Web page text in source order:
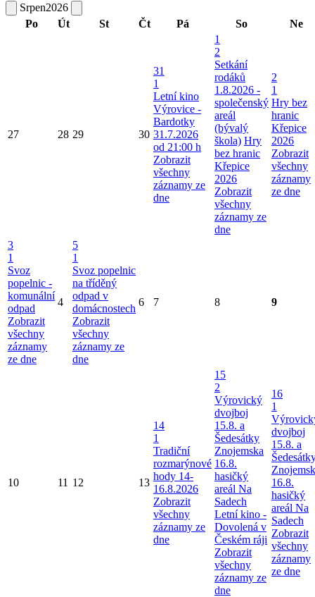
Srpen2026
Po
Út St Čt Pá So Ne
27 28 29 30
31
1
Letní kino
Výrovice -
Bardotky
31.7.2026
od 21:00 h
Zobrazit
všechny
záznamy ze
dne
1
2
Setkání
rodáků
1.8.2026 -
společenský
areál
(bývalý
škola) Hry
bez hranic
Křepice
2026
Zobrazit
všechny
záznamy ze
dne
2
1
Hry bez
hranic
Křepice
2026
Zobrazit
všechny
záznamy
ze dne
3
1
Svoz
popelnic -
komunální
odpad
Zobrazit
všechny
záznamy
ze dne
4
5
1
Svoz popelnic
na tříděný
odpad v
domácnostech
Zobrazit
všechny
záznamy ze
dne
6 7 8 9
10 11 12 13
14
1
Tradiční
rozmarýnové
hody 14-
16.8.2026
Zobrazit
všechny
záznamy ze
dne
15
2
Výrovický
dvojboj
15.8. a
Šedesátky
Znojemska
16.8.
hasičký
areál Na
Sadech
Letní kino -
Dovolená v
Českém ráji
Zobrazit
všechny
záznamy ze
dne
16
1
dvojboj
15.8. a
16.8.
hasičký
areál Na
Sadech
Zobrazit
všechny
záznamy
ze dne